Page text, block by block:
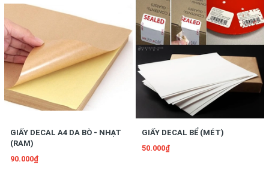
GIẤY DECAL A4 DA BÒ - NHẠT
(RAM)
90.000₫
GIẤY DECAL BỂ (MÉT)
50.000₫